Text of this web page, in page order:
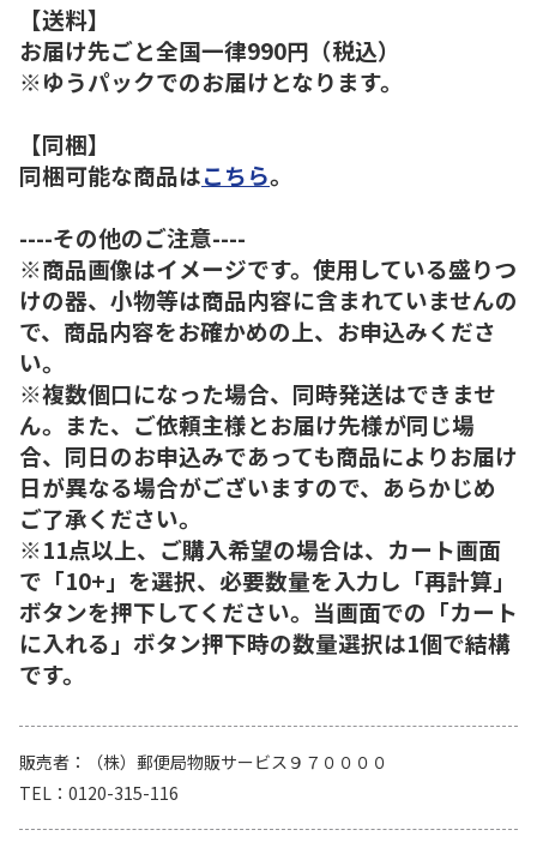
【送料】
お届け先ごと全国一律990円（税込）
※ゆうパックでのお届けとなります。
【同梱】
同梱可能な商品はこちら。
----その他のご注意----
※商品画像はイメージです。使用している盛りつ
けの器、小物等は商品内容に含まれていませんの
で、商品内容をお確かめの上、お申込みくださ
い。
※複数個口になった場合、同時発送はできませ
ん。また、ご依頼主様とお届け先様が同じ場
合、同日のお申込みであっても商品によりお届け
日が異なる場合がございますので、あらかじめ
ご了承ください。
※11点以上、ご購入希望の場合は、カート画面
で「10+」を選択、必要数量を入力し「再計算」
ボタンを押下してください。当画面での「カート
に入れる」ボタン押下時の数量選択は1個で結構
です。
販売者
（株）郵便局物販サービス９７００００
TEL
0120-315-116